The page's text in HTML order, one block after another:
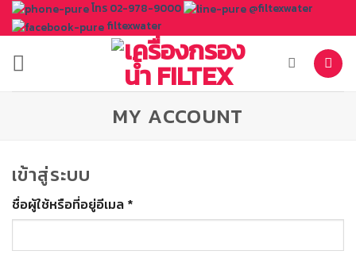
ข้าม
ไป
ยัง
เนื้อหา
โทร 02-978-9000
@filtexwater
filtexwater
MY ACCOUNT
เข้าสู่ระบบ
ชื่อผู้ใช้หรือที่อยู่อีเมล *